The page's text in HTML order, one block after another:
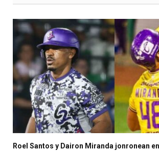
Roel Santos y Dairon Miranda jonronean